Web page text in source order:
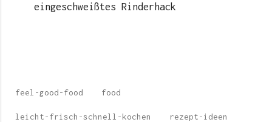
eingeschweißtes Rinderhack
feel-good-food food
leicht-frisch-schnell-kochen rezept-ideen